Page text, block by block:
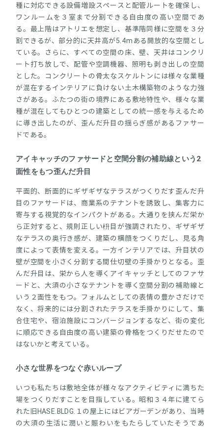
種に対応できる設備増設スペースと配管ルートを確保し、
ワンルームを３室まで分割できる自由度の高い空間であ
る。最上階はアトリエを想定し、基準階同様に空間を３分
割できるが、部分的に天井高が5.4mある開放的な空間とし
ている。さらに、すべての空間の床、壁、天井はコンクリ
ート打ち放しで、配管や空調機器、照明も剥き出しの空間
とした。コンクリートの骨太なスケルトンには様々な業種
が混在するインテリアに負けない土木構築物のような力強
さがある。ふたつの街の境界にある敷地特性や、様々な業
種が混在してもひとつの建築としての統一感を与えるため
に導き出したのが、歪んだ升目の揺らぎ感があるファサー
ドである。
アイキャッチのファサードと空間分割の補助線という2
面性をもつ歪んだ升目
平面的、断面的にギザギザなテラスがつくりだす歪んだ升
目のファサードは、商業系のテナントを誘致し、集客力に
寄与する視覚的なインパクトがある。大通りを挟んだ栄か
ら正対すると、規則正しい枡目が強調されたり、ギザギザ
なテラスの奥行き感が、建築の横顔をつくりだし、見る角
度によって表情を変える。一方インテリアでは、升目状の
壁が空間を小さく分割する間仕切壁の手掛かりとなる。歪
んだ升目は、栄から人を導くアイキャッチとしてのファサ
ードと、大須の小さなテナントを導く空間分割の補助線と
いう２面性をもつ。フォルムとしての表情の豊かさだけで
なく、将来的には分割されたテラスを手掛かりにして、集
合住宅や、宿泊施設にコンバージョンするなど、街の変化
に順応できる自由度の高い建築の骨格をつくりだせたので
はないかと考えている。
小さな世界をつなぐ赤いループ
いつも私たちは敷地全体が様々なアクティビティに満ちた
場をつくりだすことを目指している。昭和３４年に建てら
れた旧HASE.BLDG.１の屋上にはビアガーデンがあり、当時
の大須の生活に潤いと賑わいをもたらしていたそうであ